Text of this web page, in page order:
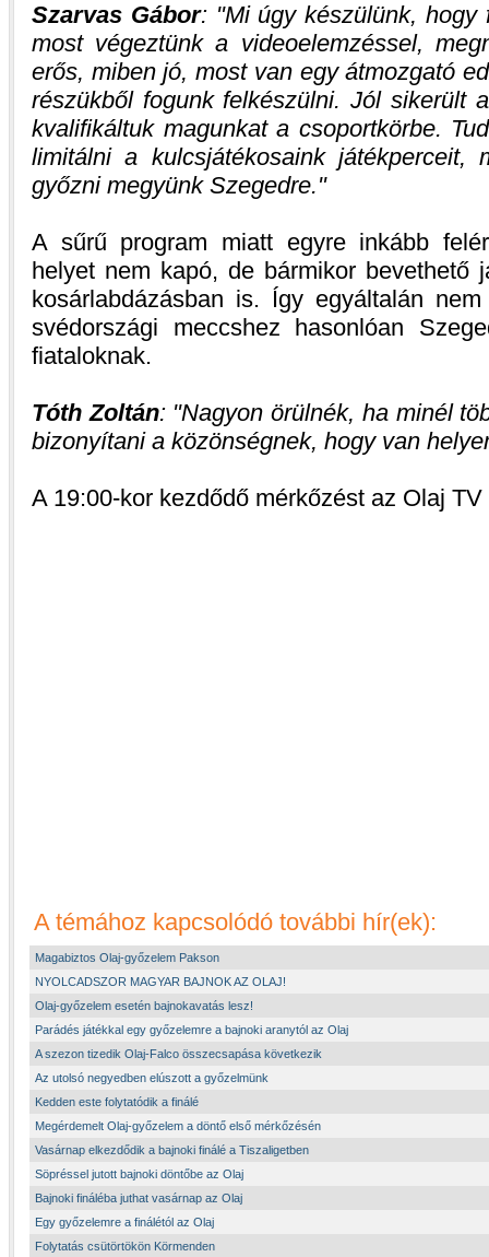
Szarvas Gábor:
Mi úgy készülünk, hogy
most végeztünk a videoelemzéssel,
erős, miben jó, most van egy átmozgató
részükből fogunk felkészülni. Jól sikerült
kvalifikáltuk magunkat a csoportkörbe.
limitálni a kulcsjátékosaink játékperceit,
győzni megyünk Szegedre.
A sűrű program miatt egyre inkább
helyet nem kapó, de bármikor bevethető
kosárlabdázásban is. Így egyáltalán
svédországi meccshez hasonlóan
fiataloknak.
Tóth Zoltán: Nagyon örülnék, ha minél
bizonyítani a közönségnek, hogy van
A 19:00-kor kezdődő mérkőzést az Olaj
A témához kapcsolódó további hír(ek):
Magabiztos Olaj-győzelem Pakson
NYOLCADSZOR MAGYAR BAJNOK AZ OLAJ!
Olaj-győzelem esetén bajnokavatás lesz!
Parádés játékkal egy győzelemre a bajnoki aranytól az Olaj
A szezon tizedik Olaj-Falco összecsapása következik
Az utolsó negyedben elúszott a győzelmünk
Kedden este folytatódik a finálé
Megérdemelt Olaj-győzelem a döntő első mérkőzésén
Vasárnap elkezdődik a bajnoki finálé a Tiszaligetben
Söpréssel jutott bajnoki döntőbe az Olaj
Bajnoki fináléba juthat vasárnap az Olaj
Egy győzelemre a finálétól az Olaj
Folytatás csütörtökön Körmenden